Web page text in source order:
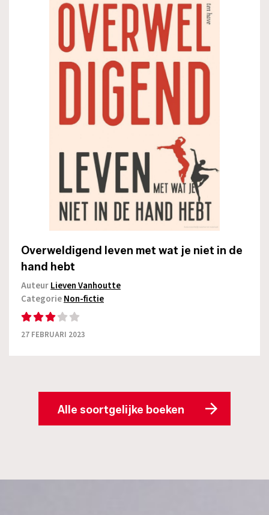
Overweldigend leven met wat je niet in de
hand hebt
AuteurLieven Vanhoutte
CategorieNon-fictie
27 FEBRUARI 2023
Alle soortgelijke boeken